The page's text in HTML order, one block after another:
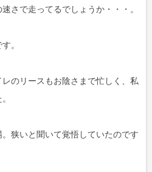
さで走ってるでしょうか・・・。
。
のリースもお陰さまで忙しく、私
狭いと聞いて覚悟していたのです